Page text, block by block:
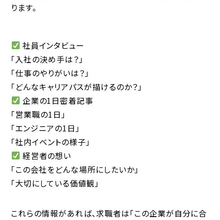
ります。
社員インタビュー
「入社の決め手は？」
「仕事のやりがいは？」
「どんなキャリアパスが描けるのか？」
企業の1日密着記事
「営業職の1日」
「エンジニアの1日」
「社内イベントの様子」
経営者の想い
「この会社をどんな場所にしたいか」
「大切にしている価値観」
これらの情報があれば、求職者は「この企業が自分に合